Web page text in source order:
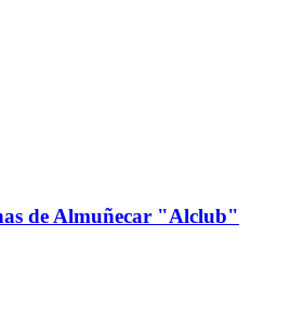
de Almuñecar "Alclub"